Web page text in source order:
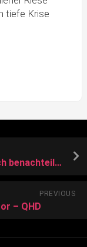
tiefe Krise
Dell soll Remote-Worker systematisch benachteiligen
PREVIOUS
– QHD